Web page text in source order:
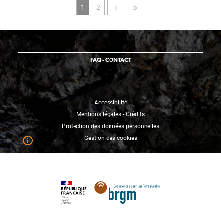
Page
courante
1 Page
2
Page
suivante
Dernière
page
FAQ - CONTACT
Accessibilité
Mentions légales - Crédits
Protection des données personnelles
Gestion des cookies